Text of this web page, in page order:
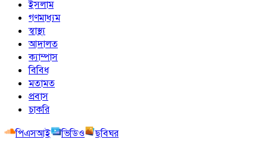
ইসলাম
গণমাধ্যম
স্বাস্থ্য
আদালত
ক্যাম্পাস
বিবিধ
মতামত
প্রবাস
চাকরি
পিএসআই
ভিডিও
ছবিঘর